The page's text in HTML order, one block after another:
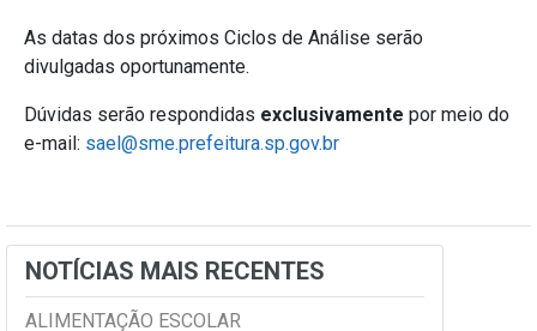
As datas dos próximos Ciclos de Análise serão
divulgadas oportunamente.
Dúvidas serão respondidas exclusivamente por meio do
e-mail: sael@sme.prefeitura.sp.gov.br
NOTÍCIAS MAIS RECENTES
ALIMENTAÇÃO ESCOLAR